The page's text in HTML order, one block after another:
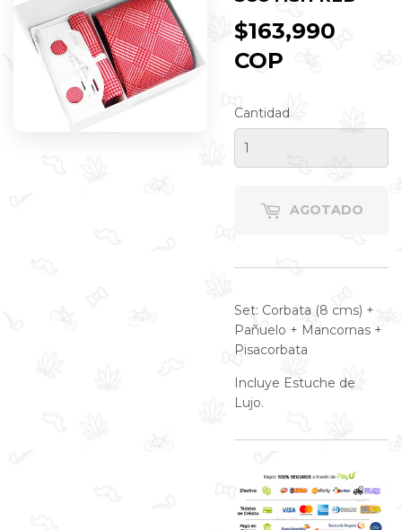
$163,990
COP
Cantidad
AGOTADO
Set: Corbata (8 cms) +
Pañuelo + Mancornas +
Pisacorbata
Incluye Estuche de
Lujo.